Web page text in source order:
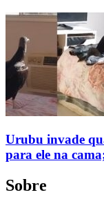
Urubu invade
para ele na
Sobre